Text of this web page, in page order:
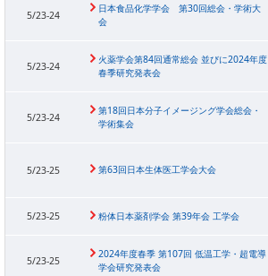
5/23-24
日本食品化学学会 第30回総会・学術大
会
5/23-24
火薬学会第84回通常総会 並びに2024年度
春季研究発表会
5/23-24
第18回日本分子イメージング学会総会・
学術集会
5/23-25 第63回日本生体医工学会大会
5/23-25 粉体日本薬剤学会 第39年会 工学会
5/23-25
2024年度春季 第107回 低温工学・超電導
学会研究発表会